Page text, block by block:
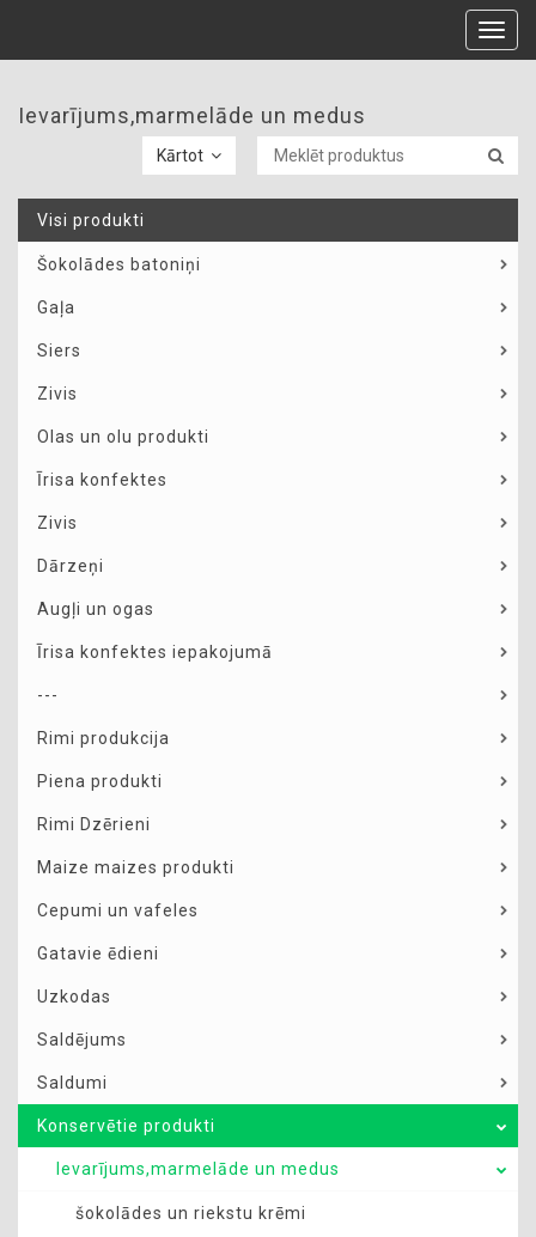
Ievarījums,marmelāde un medus
Kārtot
Visi produkti
Šokolādes batoniņi
Gaļa
Siers
Zivis
Olas un olu produkti
Īrisa konfektes
Zivis
Dārzeņi
Augļi un ogas
Īrisa konfektes iepakojumā
---
Rimi produkcija
Piena produkti
Rimi Dzērieni
Maize maizes produkti
Cepumi un vafeles
Gatavie ēdieni
Uzkodas
Saldējums
Saldumi
Konservētie produkti
Ievarījums,marmelāde un medus
šokolādes un riekstu krēmi